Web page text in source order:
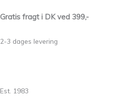
Gratis fragt i DK ved 399,-
2-3 dages levering
Est. 1983